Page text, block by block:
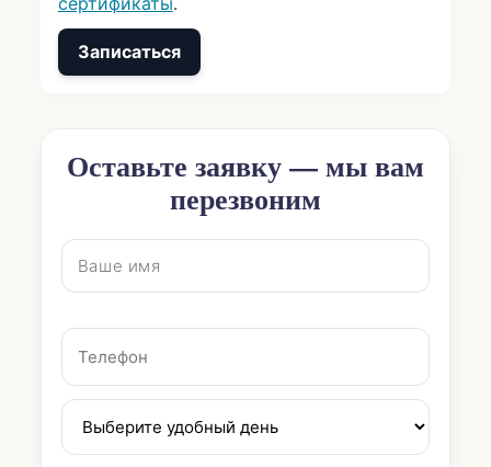
Записаться
Оставьте заявку — мы вам
перезвоним